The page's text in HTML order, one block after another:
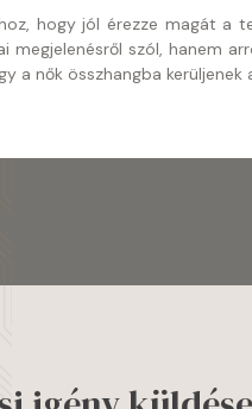
hogy jól érezze magát a
megjelenésről szól, hanem
a nők összhangba kerüljenek